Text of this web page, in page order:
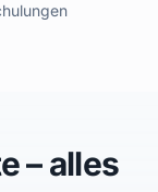
– alles